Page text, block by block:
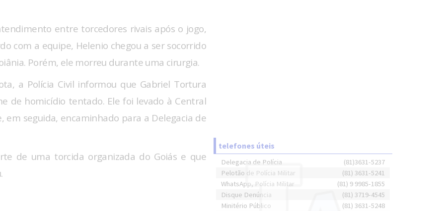
entre torcedores rivais após o jogo,
com a equipe, Helenio chegou a ser socorrido
Porém, ele morreu durante uma cirurgia.
a Polícia Civil informou que Gabriel Tortura
de homicídio tentado. Ele foi levado à Central
seguida, encaminhado para a Delegacia de
de uma torcida organizada do Goiás e que
telefones úteis
Delegacia de Polícia
(81)3631-5237
Pelotão de Polícia Militar
(81) 3631-5241
WhatsApp, Polícia Militar
(81) 9 9985-1855
Disque Denúncia
(81) 3719-4545
Minitério Público
(81) 3631-5248